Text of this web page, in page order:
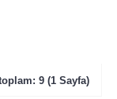
9 (1 Sayfa)